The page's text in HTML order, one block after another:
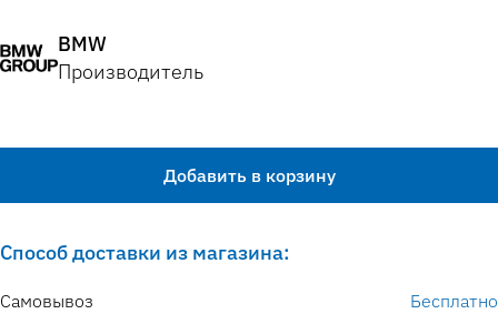
BMW
Производитель
Добавить в корзину
Способ доставки из магазина:
Самовывоз
Бесплатно